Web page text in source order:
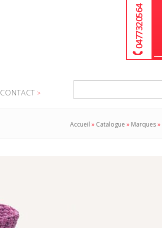
04 77 32 05 64
CONTACT
Accueil » Catalogue » Marques»